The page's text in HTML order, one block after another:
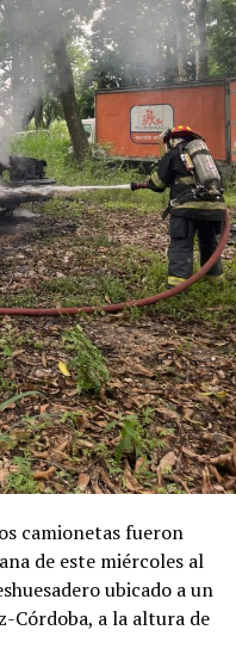
parte de la Policía
la administración
Armando Reyes
en el Centro de
de La Toma, en
la condena.
detenidos siete
dada a conocer
ellos. Hasta el
informado la situación
dentro de la
intervención de
en un contexto de
contra servidores
ilícitas en la
primeros fallos
la
por delitos
y el
camionetas fueron
de este miércoles al
ubicado a un
Córdoba, a la altura de